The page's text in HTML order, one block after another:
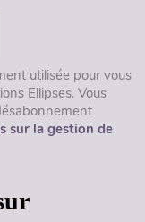
utilisée pour vous
Ellipses. Vous
sur la gestion de